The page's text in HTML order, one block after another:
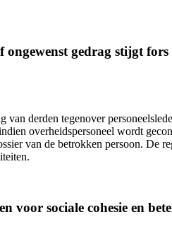
ongewenst gedrag stijgt
van derden tegenover
overheidspersoneel wordt
van de betrokken persoon.
voor sociale cohesie en